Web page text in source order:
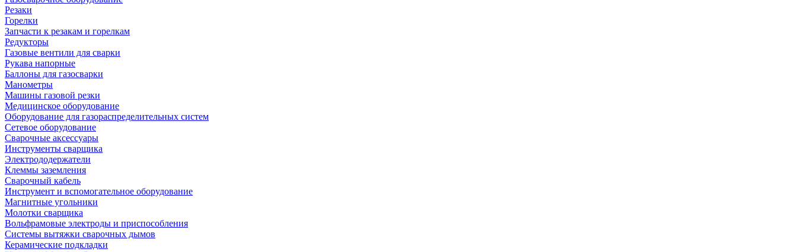
Резаки
Горелки
Запчасти к резакам и горелкам
Редукторы
Газовые вентили для сварки
Рукава напорные
Баллоны для газосварки
Манометры
Машины газовой резки
Медицинское оборудование
Оборудование для газораспределительных систем
Сетевое оборудование
Сварочные аксессуары
Инструменты сварщика
Электрододержатели
Клеммы заземления
Сварочный кабель
Инструмент и вспомогательное оборудование
Магнитные угольники
Молотки сварщика
Вольфрамовые электроды и приспособления
Системы вытяжки сварочных дымов
Керамические подкладки